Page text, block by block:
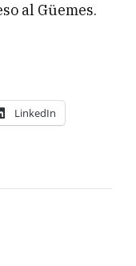
al Güemes.
LinkedIn